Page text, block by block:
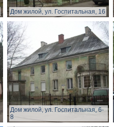
Дом жилой, ул. Госпитальная, 16
Дом жилой, ул. Госпитальная, 6-
8